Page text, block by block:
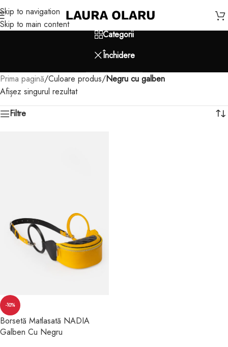
Skip to navigation
Skip to main content
Categorii
Închidere
Prima pagină/Culoare produs/Negru cu galben
Afișez singurul rezultat
Filtre
-10%
Borsetă Matlasată NADIA
Galben Cu Negru